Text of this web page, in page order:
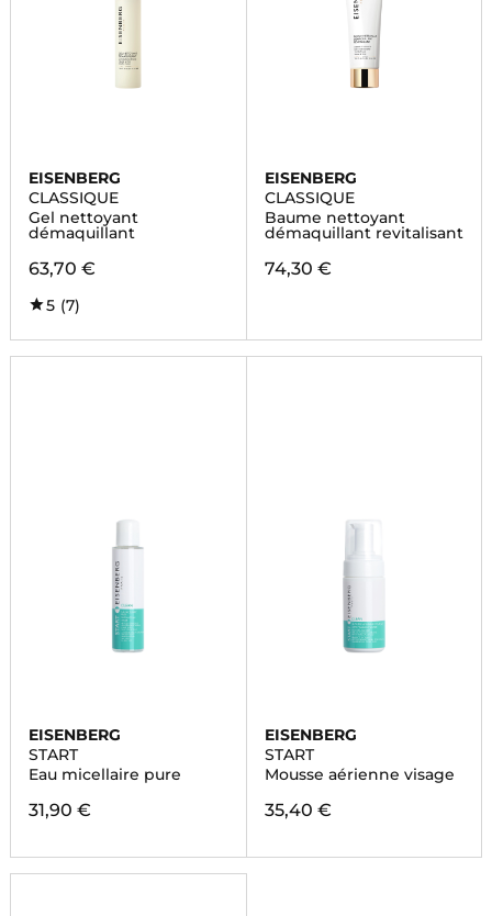
EISENBERG
CLASSIQUE
Gel nettoyant
démaquillant
63,70 €
5 (7)
EISENBERG
CLASSIQUE
Baume nettoyant
démaquillant revitalisant
74,30 €
EISENBERG
START
Eau micellaire pure
31,90 €
EISENBERG
START
Mousse aérienne visage
35,40 €